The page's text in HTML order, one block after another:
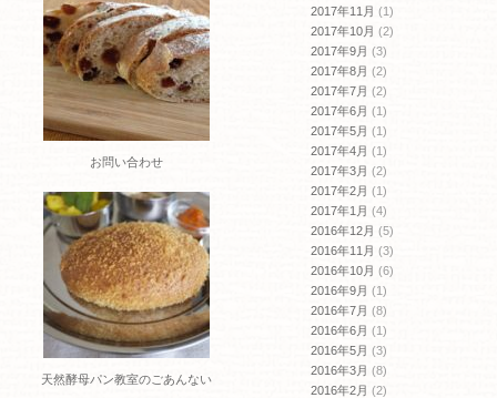
お問い合わせ
天然酵母パン教室のごあんない
2017年11月 (1)
2017年10月 (2)
2017年9月 (3)
2017年8月 (2)
2017年7月 (2)
2017年6月 (1)
2017年5月 (1)
2017年4月 (1)
2017年3月 (2)
2017年2月 (1)
2017年1月 (4)
2016年12月 (5)
2016年11月 (3)
2016年10月 (6)
2016年9月 (1)
2016年7月 (8)
2016年6月 (1)
2016年5月 (3)
2016年3月 (8)
2016年2月 (2)